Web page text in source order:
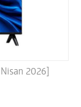
2026]